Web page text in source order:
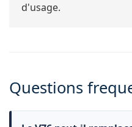
d'usage.
Questions